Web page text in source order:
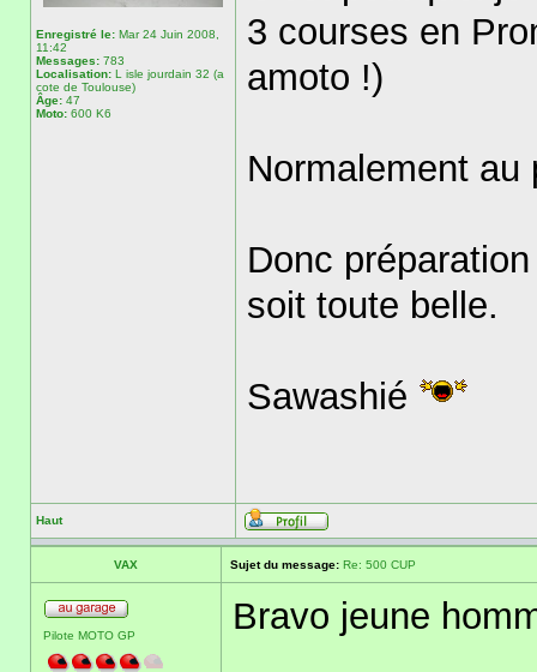
Enregistré le: Mar 24 Juin 2008,
11:42
Messages: 783
Localisation: L isle jourdain 32 (a
cote de Toulouse)
Âge: 47
Moto: 600 K6
3 courses en
amoto !)
Normalement au
Donc
soit toute belle.
Sawashié
Haut
VAX Sujet du message: Re: 500 CUP
Pilote MOTO GP Bravo jeune